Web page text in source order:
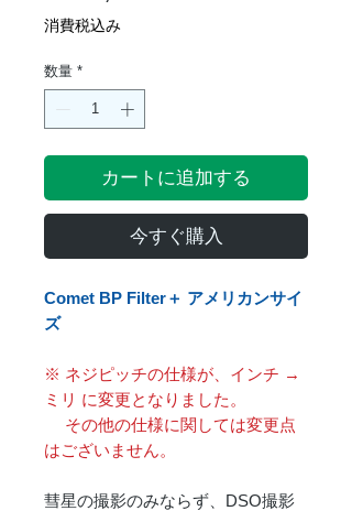
消費税込み
数量 *
カートに追加する
今すぐ購入
Comet BP Filter＋ アメリカンサイ
ズ
※ ネジピッチの仕様が、インチ →
ミリ に変更となりました。
その他の仕様に関しては変更点
はございません。
彗星の撮影のみならず、DSO撮影